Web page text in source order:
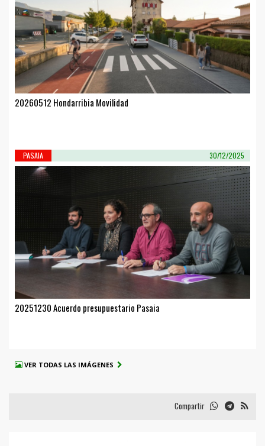
20260512 Hondarribia Movilidad
PASAIA 30/12/2025
20251230 Acuerdo presupuestario Pasaia
VER TODAS LAS IMÁGENES
Compartir